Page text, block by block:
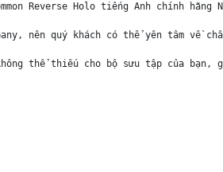
Reverse Holo tiếng Anh chính hãng
nên quý khách có thể yên
thể thiếu cho bộ sưu tập của